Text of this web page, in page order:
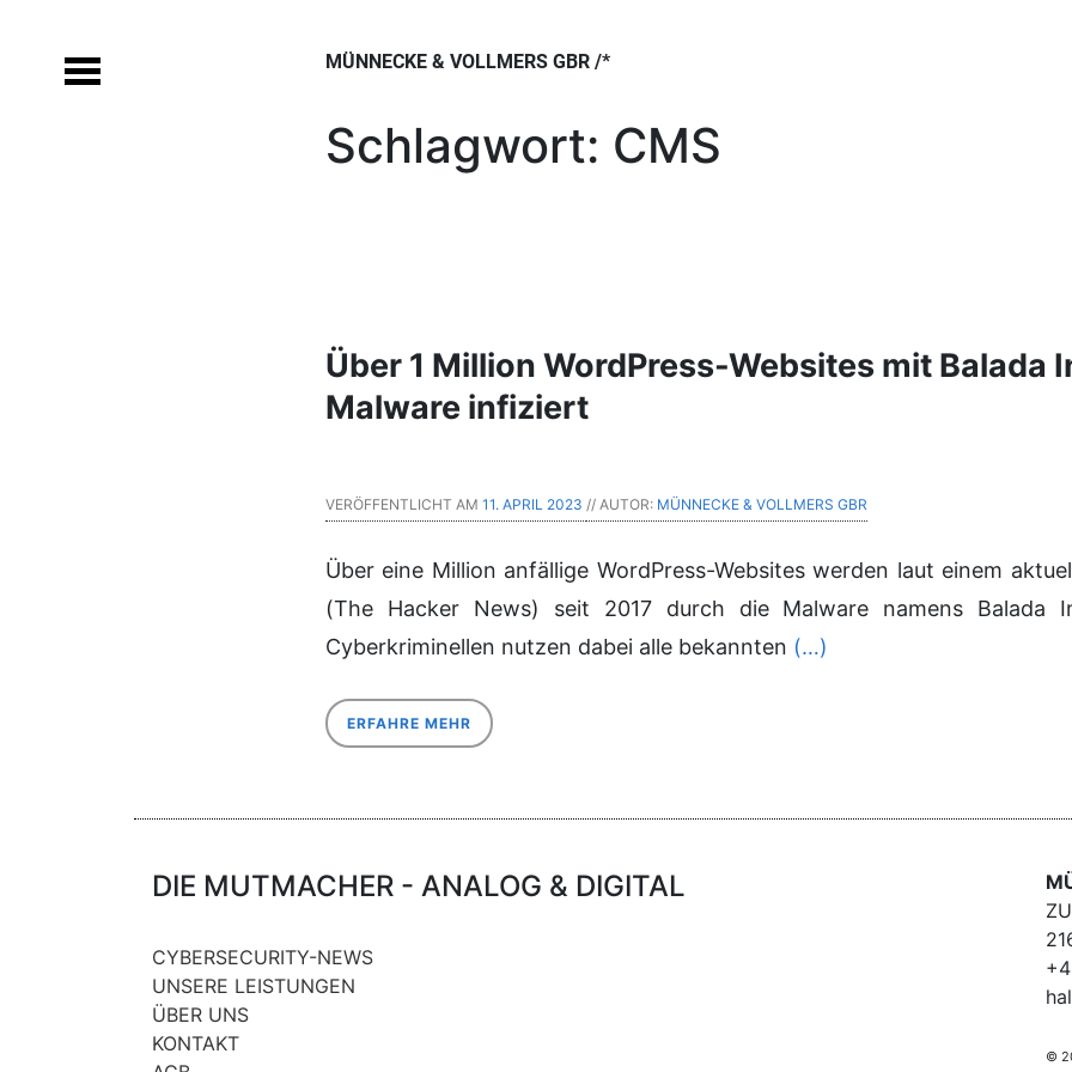
content
MÜNNECKE & VOLLMERS GBR /*
Schlagwort: CMS
Über 1 Million WordPress-Websites mit Balada
Malware infiziert
VERÖFFENTLICHT AM 11. APRIL 2023 // AUTOR: MÜNNECKE & VOLLMERS GBR
Über eine Million anfällige WordPress-Websites werden laut einem
(The Hacker News) seit 2017 durch die Malware namens Balada
Cyberkriminellen nutzen dabei alle bekannten (…)
ERFAHRE MEHR
DIE MUTMACHER - ANALOG & DIGITAL
CYBERSECURITY-NEWS
UNSERE LEISTUNGEN
ÜBER UNS
KONTAKT
©